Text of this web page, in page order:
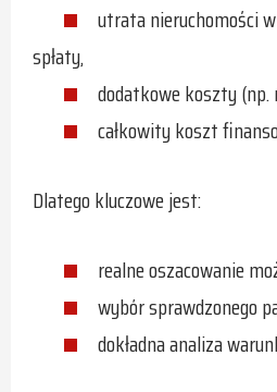
utrata nieruchomości
spłaty,
dodatkowe koszty (np.
całkowity koszt
Dlatego kluczowe jest:
realne oszacowanie
wybór sprawdzonego
dokładna analiza